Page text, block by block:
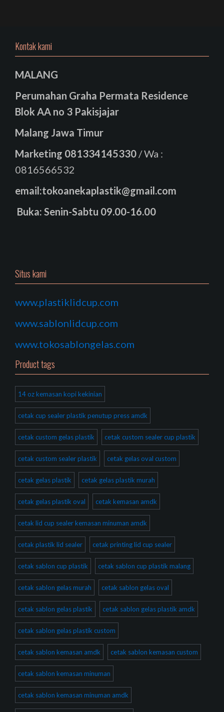
Kontak kami
MALANG
Perumahan Graha Permata Residence
Blok AA no 3 Pakisjajar
Malang Jawa Timur
Marketing 081334145330 / Wa :
0816566532
email:tokoanekaplastik@gmail.com
Buka: Senin-Sabtu 09.00-16.00
Situs kami
www.plastiklidcup.com
www.sablonlidcup.com
www.tokosablongelas.com
Product tags
14 oz kemasan kopi kekinian
cetak cup sealer plastik penutup press amdk
cetak custom gelas plastik cetak custom sealer cup plastik
cetak custom sealer plastik cetak gelas oval custom
cetak gelas plastik cetak gelas plastik murah
cetak gelas plastik oval cetak kemasan amdk
cetak lid cup sealer kemasan minuman amdk
cetak plastik lid sealer cetak printing lid cup sealer
cetak sablon cup plastik cetak sablon cup plastik malang
cetak sablon gelas murah cetak sablon gelas oval
cetak sablon gelas plastik cetak sablon gelas plastik amdk
cetak sablon gelas plastik custom
cetak sablon kemasan amdk cetak sablon kemasan custom
cetak sablon kemasan minuman
cetak sablon kemasan minuman amdk